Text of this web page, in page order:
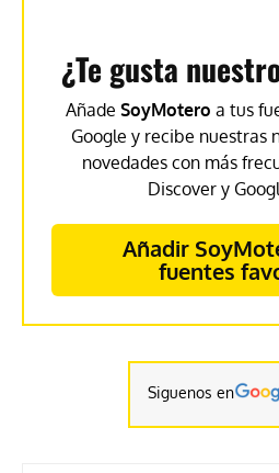
¿Te gusta
Añade SoyMotero a tus
Google y recibe nuestras
novedades con más
Discover y
Añadir
fuentes
Siguenos en